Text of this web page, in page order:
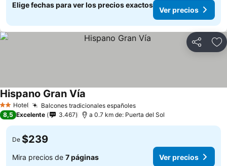
Elige fechas para ver los precios exactos
Ver precios
Compartir
2 Estrellas
Hotel Balcones tradicionales españolesVer precios
Hispano Gran Vía
8,5 Excelente 3.467 a 0.7 km de: Puerta del Sol
De $239
Mira precios de 7 páginas Ver precios